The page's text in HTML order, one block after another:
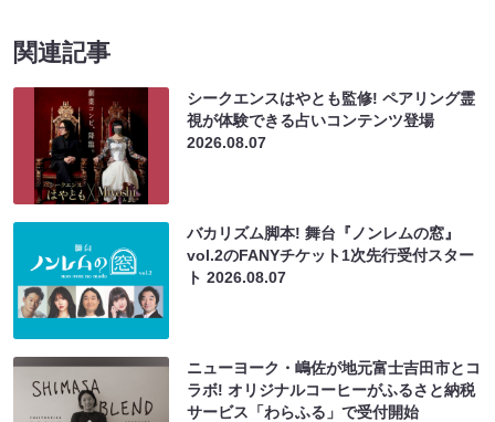
関連記事
シークエンスはやとも監修! ペアリング霊
視が体験できる占いコンテンツ登場
2026.08.07
バカリズム脚本! 舞台『ノンレムの窓』
vol.2のFANYチケット1次先行受付スター
ト2026.08.07
ニューヨーク・嶋佐が地元富士吉田市とコ
ラボ! オリジナルコーヒーがふるさと納税
サービス「わらふる」で受付開始